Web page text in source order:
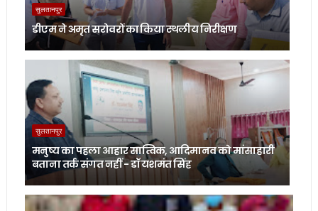
सुलतानपुर
डीएम ने अमृत सरोवरों का किया स्थलीय निरीक्षण
सुलतानपुर
मनुष्य का पहला आहार सात्विक, आदिमानव को मांसाहारी
बताना तर्क संगत नहीं - डॉ यशमंत सिंह